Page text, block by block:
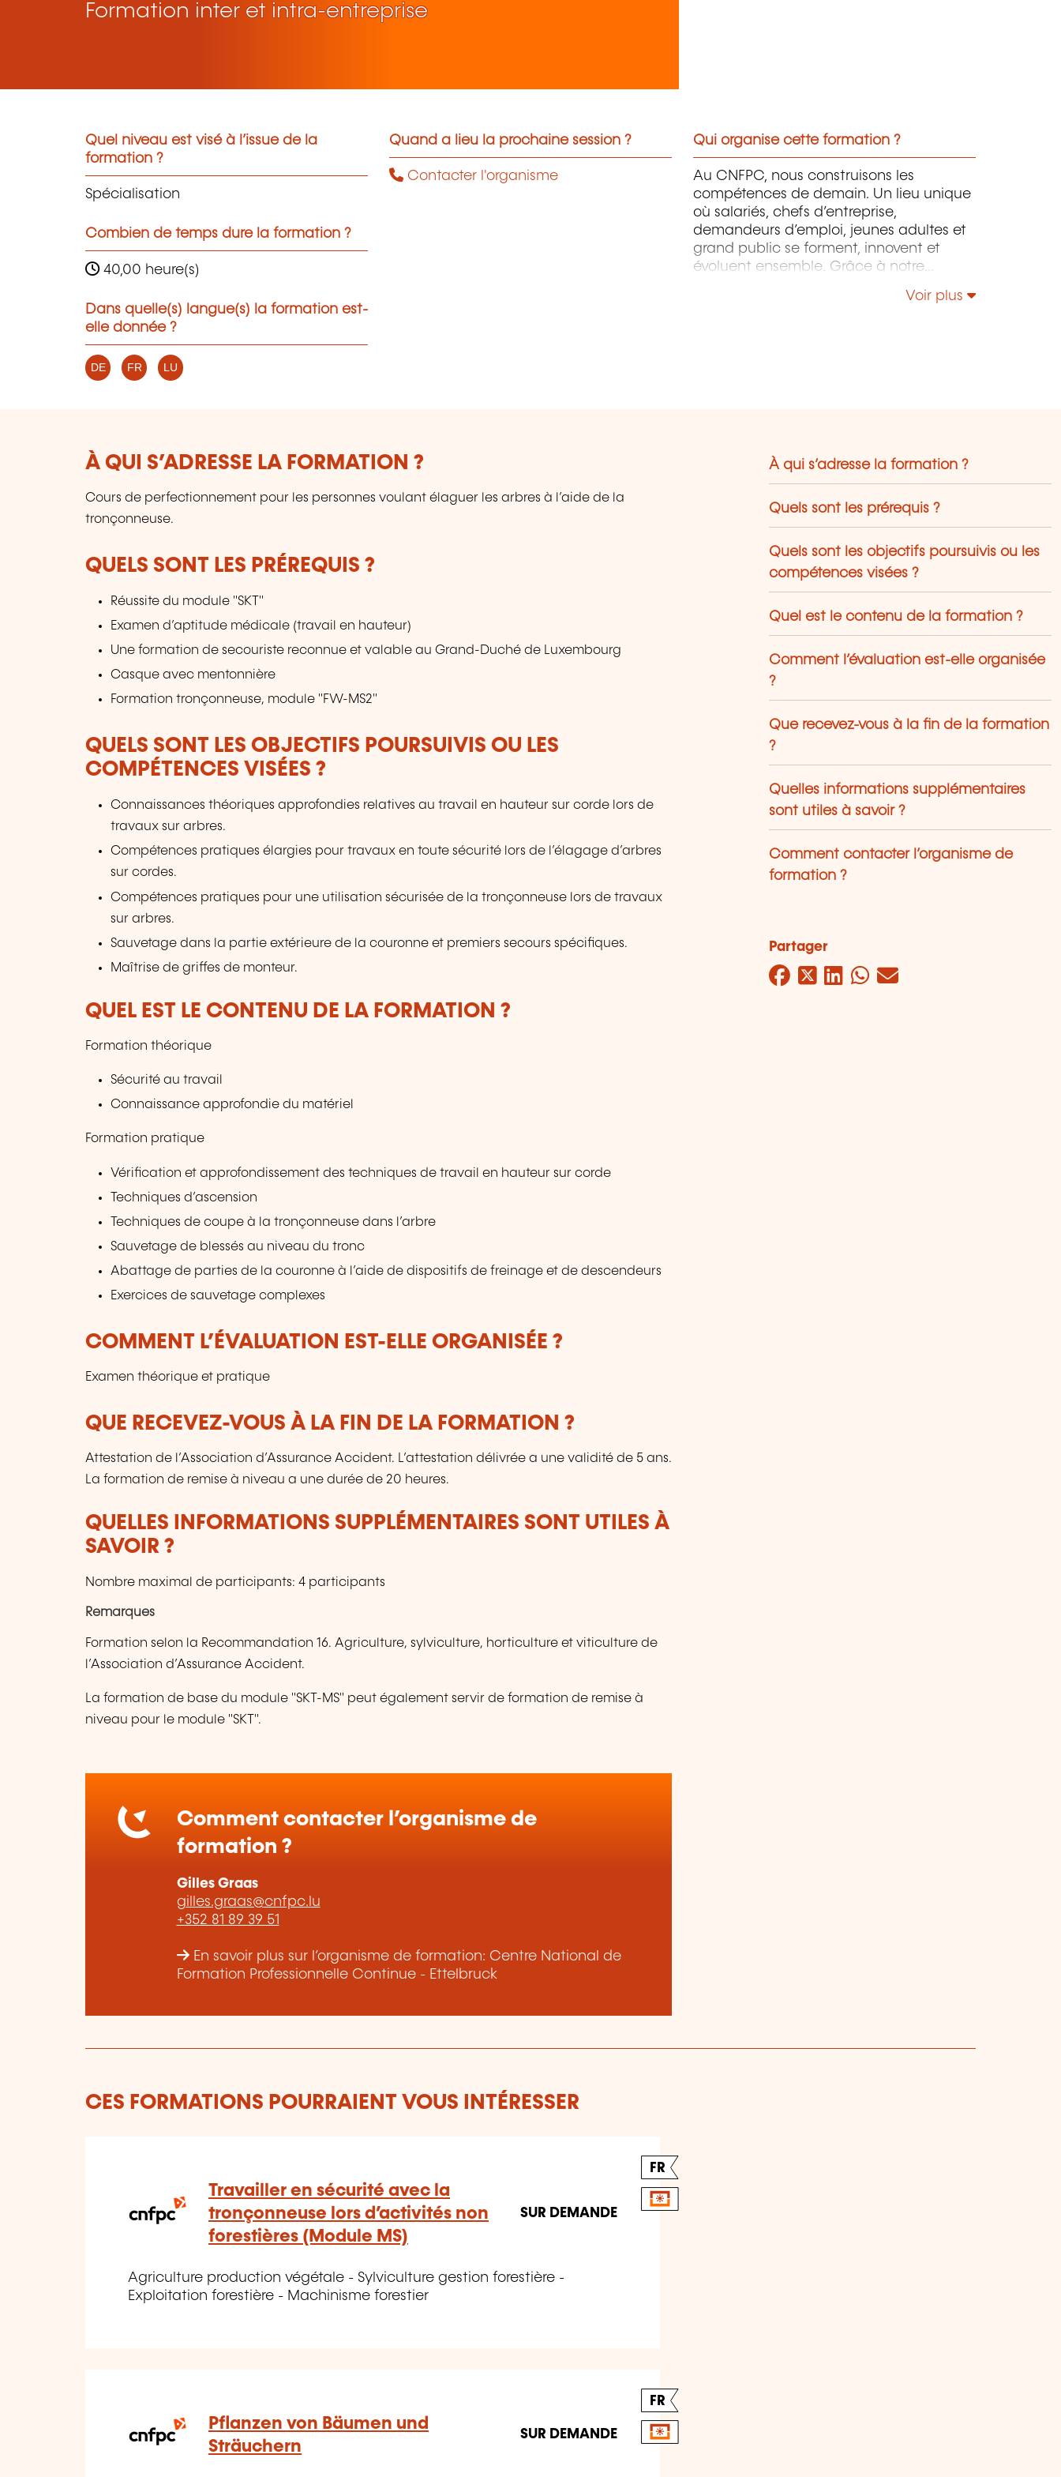
Formation inter et intra-entreprise
Quel niveau est visé à l’issue de la
formation ?
Spécialisation
Combien de temps dure la formation ?
40,00 heure(s)
Dans quelle(s) langue(s) la formation est-
elle donnée ?
DE FR LU
Quand a lieu la prochaine session ?
Contacter l'organisme
Qui organise cette formation ?
Au CNFPC, nous construisons les
compétences de demain. Un lieu unique
où salariés, chefs d’entreprise,
demandeurs d’emploi, jeunes adultes et
grand public se forment, innovent et
évoluent ensemble. Grâce à notre
entreprises partenaires et nos experts de
Voir plus
À QUI S’ADRESSE LA FORMATION ?
Cours de perfectionnement pour les personnes voulant élaguer les arbres à l’aide de la
tronçonneuse.
QUELS SONT LES PRÉREQUIS ?
Réussite du module "SKT"
Examen d’aptitude médicale (travail en hauteur)
Une formation de secouriste reconnue et valable au Grand-Duché de Luxembourg
Casque avec mentonnière
Formation tronçonneuse, module "FW-MS2"
QUELS SONT LES OBJECTIFS POURSUIVIS OU LES
COMPÉTENCES VISÉES ?
Connaissances théoriques approfondies relatives au travail en hauteur sur corde lors de
travaux sur arbres.
Compétences pratiques élargies pour travaux en toute sécurité lors de l’élagage d’arbres
sur cordes.
Compétences pratiques pour une utilisation sécurisée de la tronçonneuse lors de travaux
sur arbres.
Sauvetage dans la partie extérieure de la couronne et premiers secours spécifiques.
Maîtrise de griffes de monteur.
QUEL EST LE CONTENU DE LA FORMATION ?
Formation théorique
Sécurité au travail
Connaissance approfondie du matériel
Formation pratique
Vérification et approfondissement des techniques de travail en hauteur sur corde
Techniques d’ascension
Techniques de coupe à la tronçonneuse dans l’arbre
Sauvetage de blessés au niveau du tronc
Abattage de parties de la couronne à l’aide de dispositifs de freinage et de descendeurs
Exercices de sauvetage complexes
COMMENT L’ÉVALUATION EST-ELLE ORGANISÉE ?
Examen théorique et pratique
QUE RECEVEZ-VOUS À LA FIN DE LA FORMATION ?
Attestation de l’Association d’Assurance Accident. L’attestation délivrée a une validité de 5 ans.
La formation de remise à niveau a une durée de 20 heures.
QUELLES INFORMATIONS SUPPLÉMENTAIRES SONT UTILES À
SAVOIR ?
Nombre maximal de participants: 4 participants
Remarques
Formation selon la Recommandation 16. Agriculture, sylviculture, horticulture et viticulture de
l’Association d’Assurance Accident.
La formation de base du module "SKT-MS" peut également servir de formation de remise à
niveau pour le module "SKT".
Comment contacter l’organisme de
formation ?
Gilles Graas
gilles.graas@cnfpc.lu
+352 81 89 39 51
En savoir plus sur l’organisme de formation: Centre National de
Formation Professionnelle Continue - Ettelbruck
À qui s’adresse la formation ?
Quels sont les prérequis ?
Quels sont les objectifs poursuivis ou les
compétences visées ?
Quel est le contenu de la formation ?
Comment l’évaluation est-elle organisée
?
Que recevez-vous à la fin de la formation
?
Quelles informations supplémentaires
sont utiles à savoir ?
Comment contacter l’organisme de
formation ?
Partager
Facebook
Twitter
LinkedIn
WhatsApp
Mail
CES FORMATIONS POURRAIENT VOUS INTÉRESSER
FR
Travailler en sécurité avec la
tronçonneuse lors d’activités non
forestières (Module MS)
SUR DEMANDE
Agriculture production végétale - Sylviculture gestion forestière -
Exploitation forestière - Machinisme forestier
FR
Pflanzen von Bäumen und
Sträuchern
SUR DEMANDE